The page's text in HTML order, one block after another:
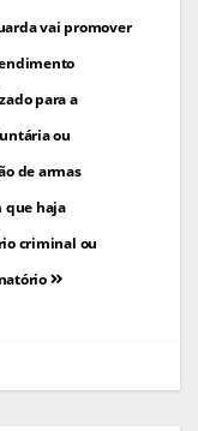
vai promover
para a
ou
de armas
que haja
criminal ou